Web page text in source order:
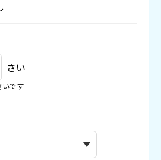
さい
です